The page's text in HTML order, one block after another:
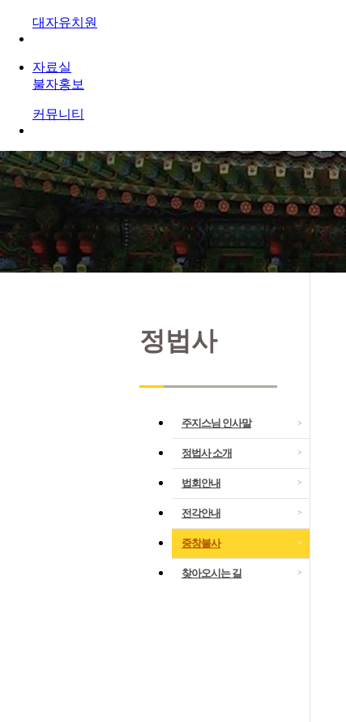
대자유치원
자료실
불자홍보
커뮤니티
정법사
주지스님 인사말 >
정법사 소개 >
법회안내 >
전각안내 >
중창불사 >
찾아오시는 길 >